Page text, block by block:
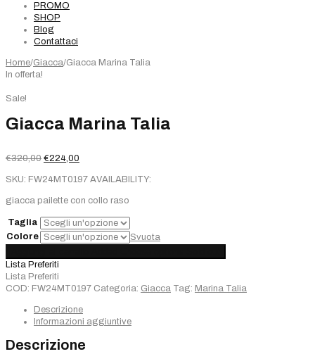
PROMO
SHOP
Blog
Contattaci
Home/Giacca/Giacca Marina Talia
In offerta!
Sale!
Giacca Marina Talia
€320,00 Il
originale
€320,00.
€224,00
attuale
€224,00.
SKU: FW24MT0197 AVAILABILITY:
giacca pailette con collo raso
Taglia
Colore
Svuota
Marina
Talia
quantità
Lista Preferiti
Lista Preferiti
COD: FW24MT0197 Categoria: Giacca Tag: Marina Talia
Descrizione
Informazioni aggiuntive
Descrizione